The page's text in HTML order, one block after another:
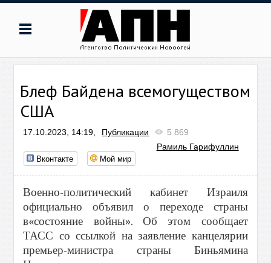
Блеф Байдена всемогуществом
США
17.10.2023, 14:19, Публикации
5 869
Рамиль Гарифуллин
Вконтакте Мой мир
Военно-политический кабинет Израиля
официально объявил о переходе страны
в«состояние войны». Об этом сообщает
ТАСС со ссылкой на заявление канцелярии
премьер-министра страны Биньямина